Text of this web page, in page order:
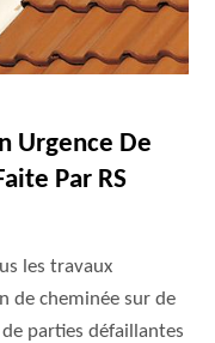
Urgence De
Par RS
les travaux
de cheminée sur de
parties défaillantes